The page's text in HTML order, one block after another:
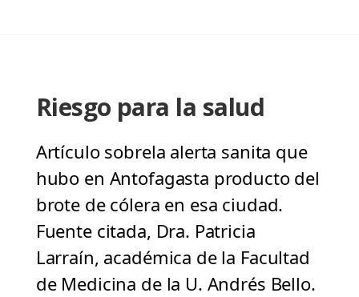
Riesgo para la salud
Artículo sobrela alerta sanita que
hubo en Antofagasta producto del
brote de cólera en esa ciudad.
Fuente citada, Dra. Patricia
Larraín, académica de la Facultad
de Medicina de la U. Andrés Bello.